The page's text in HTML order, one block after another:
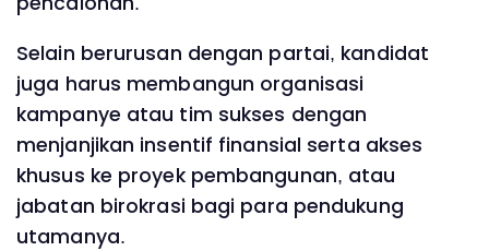
Selain berurusan dengan partai, kandidat
juga harus membangun organisasi
kampanye atau tim sukses dengan
menjanjikan insentif finansial serta akses
khusus ke proyek pembangunan, atau
jabatan birokrasi bagi para pendukung
utamanya.